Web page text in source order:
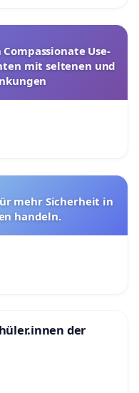
Use-
mit seltenen und
mehr Sicherheit in
handeln.
der